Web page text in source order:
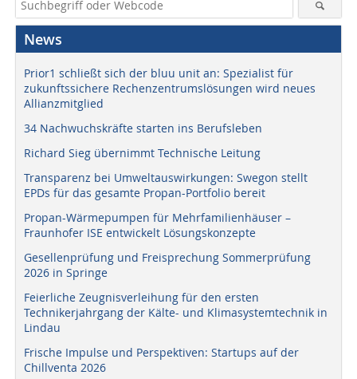
News
Prior1 schließt sich der bluu unit an: Spezialist für
zukunftssichere Rechenzentrumslösungen wird neues
Allianzmitglied
34 Nachwuchskräfte starten ins Berufsleben
Richard Sieg übernimmt Technische Leitung
Transparenz bei Umweltauswirkungen: Swegon stellt
EPDs für das gesamte Propan-Portfolio bereit
Propan-Wärmepumpen für Mehrfamilienhäuser –
Fraunhofer ISE entwickelt Lösungskonzepte
Gesellenprüfung und Freisprechung Sommerprüfung
2026 in Springe
Feierliche Zeugnisverleihung für den ersten
Technikerjahrgang der Kälte- und Klimasystemtechnik in
Lindau
Frische Impulse und Perspektiven: Startups auf der
Chillventa 2026